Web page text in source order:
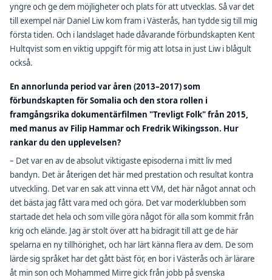
yngre och ge dem möjligheter och plats för att utvecklas. Så var det
till exempel när Daniel Liw kom fram i Västerås, han tydde sig till mig
första tiden. Och i landslaget hade dåvarande förbundskapten Kent
Hultqvist som en viktig uppgift för mig att lotsa in just Liw i blågult
också.
En annorlunda period var åren (2013–2017) som
förbundskapten för Somalia och den stora rollen i
framgångsrika dokumentärfilmen "Trevligt Folk" från 2015,
med manus av Filip Hammar och Fredrik Wikingsson. Hur
rankar du den upplevelsen?
– Det var en av de absolut viktigaste episoderna i mitt liv med
bandyn. Det är återigen det här med prestation och resultat kontra
utveckling. Det var en sak att vinna ett VM, det här något annat och
det bästa jag fått vara med och göra. Det var moderklubben som
startade det hela och som ville göra något för alla som kommit från
krig och elände. Jag är stolt över att ha bidragit till att ge de här
spelarna en ny tillhörighet, och har lärt känna flera av dem. De som
lärde sig språket har det gått bäst för, en bor i Västerås och är lärare
åt min son och Mohammed Mirre gick från jobb på svenska